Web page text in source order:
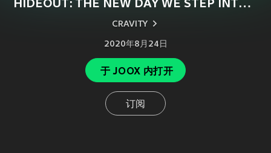
HIDEOUT: THE NEW DAY WE STEP INTO - SEASON 2.
CRAVITY
2020年8月24日
于 JOOX 内打开
订阅